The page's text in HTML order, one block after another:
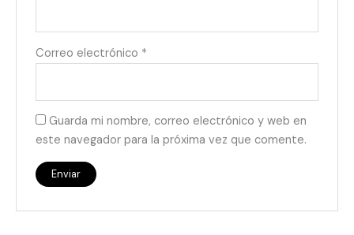
Correo electrónico *
Guarda mi nombre, correo electrónico y web en
este navegador para la próxima vez que comente.